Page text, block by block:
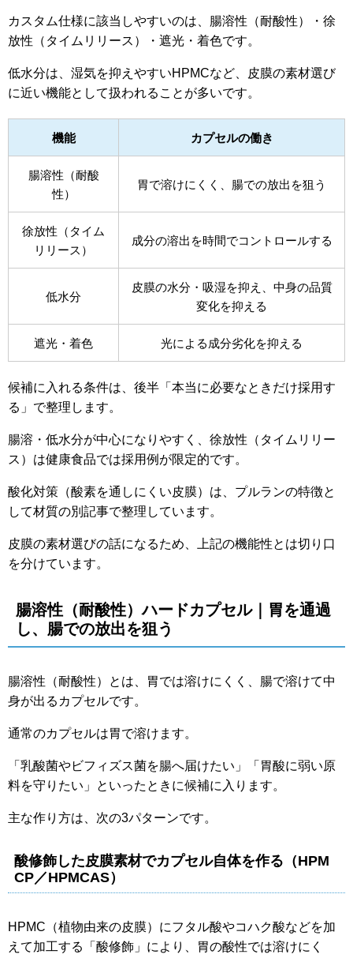
カスタム仕様に該当しやすいのは、腸溶性（耐酸性）・徐
放性（タイムリリース）・遮光・着色です。
低水分は、湿気を抑えやすいHPMCなど、皮膜の素材選び
に近い機能として扱われることが多いです。
機能 カプセルの働き
腸溶性（耐酸
性）
胃で溶けにくく、腸での放出を狙う
徐放性（タイム
リリース）
成分の溶出を時間でコントロールする
低水分
皮膜の水分・吸湿を抑え、中身の品質
変化を抑える
遮光・着色 光による成分劣化を抑える
候補に入れる条件は、後半「本当に必要なときだけ採用す
る」で整理します。
腸溶・低水分が中心になりやすく、徐放性（タイムリリー
ス）は健康食品では採用例が限定的です。
酸化対策（酸素を通しにくい皮膜）は、プルランの特徴と
して材質の別記事で整理しています。
皮膜の素材選びの話になるため、上記の機能性とは切り口
を分けています。
腸溶性（耐酸性）ハードカプセル｜胃を通過
し、腸での放出を狙う
腸溶性（耐酸性）とは、胃では溶けにくく、腸で溶けて中
身が出るカプセルです。
通常のカプセルは胃で溶けます。
「乳酸菌やビフィズス菌を腸へ届けたい」「胃酸に弱い原
料を守りたい」といったときに候補に入ります。
主な作り方は、次の3パターンです。
酸修飾した皮膜素材でカプセル自体を作る（HPM
CP／HPMCAS）
HPMC（植物由来の皮膜）にフタル酸やコハク酸などを加
えて加工する「酸修飾」により、胃の酸性では溶けにく